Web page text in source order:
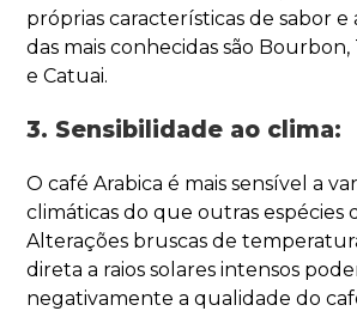
próprias características de sabor e
das mais conhecidas são Bourbon,
e Catuai.
3. Sensibilidade ao clima:
O café Arabica é mais sensível a
climáticas do que outras espécies
Alterações bruscas de
direta a raios solares intensos
negativamente a qualidade do